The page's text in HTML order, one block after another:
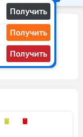
Получить
Получить
Получить